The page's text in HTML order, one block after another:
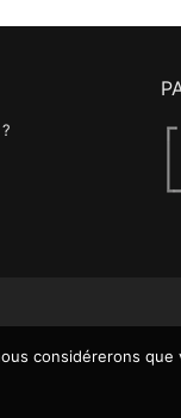
considérerons